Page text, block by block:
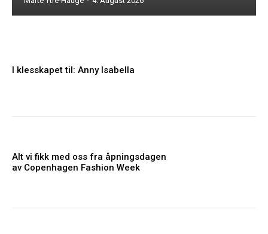
I klesskapet til: Anny Isabella
Alt vi fikk med oss fra åpningsdagen
av Copenhagen Fashion Week